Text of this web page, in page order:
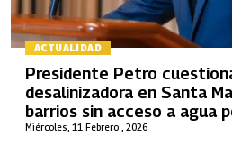
ACTUALIDAD
Miércoles, 11 Febrero , 2026
Presidente Petro
desalinizadora en Santa
barrios sin acceso a agua